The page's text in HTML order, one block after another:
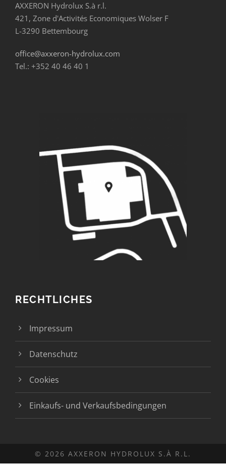
AXXERON Hydrolux S.à r.l.
421, Zone d'Activités Economiques Wolser F
L-3290 Bettembourg
office@axxeron-hydrolux.com
Tel.: +352 40 46 40 1
RECHTLICHES
Impressum
Datenschutz
Cookies
Einkaufs- und Verkaufsbedingungen
© 2026 AXXERON HYDROLUX S.À R.L.